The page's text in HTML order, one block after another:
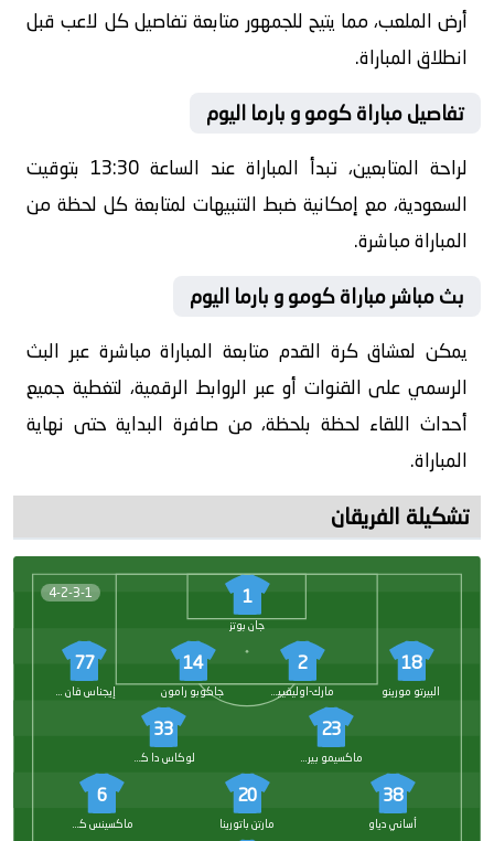
أرض الملعب، مما يتيح للجمهور متابعة تفاصيل كل لاعب قبل
انطلاق المباراة.
تفاصيل مباراة كومو و بارما اليوم
لراحة المتابعين، تبدأ المباراة عند الساعة 13:30 بتوقيت
السعودية، مع إمكانية ضبط التنبيهات لمتابعة كل لحظة من
المباراة مباشرة.
بث مباشر مباراة كومو و بارما اليوم
يمكن لعشاق كرة القدم متابعة المباراة مباشرة عبر البث
الرسمي على القنوات أو عبر الروابط الرقمية، لتغطية جميع
أحداث اللقاء لحظة بلحظة، من صافرة البداية حتى نهاية
المباراة.
تشكيلة الفريقان
4-2-3-1 1
جان بوتز
18
البيرتو مورينو
2
مارك-اوليفييه كيمب
14
جاكوبو رامون
77
إيجناس فان دير بريمبت
23
ماكسيمو بيروني
33
لوكاس دا كونها
38
أساني دياو
20
مارتن باتورينا
6
ماكسينس كاكيري